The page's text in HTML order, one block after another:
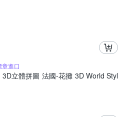
進口
3D立體拼圖 法國-花攤 3D World Styl